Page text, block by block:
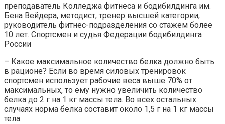
преподаватель Колледжа фитнеса и бодибилдинга им.
Бена Вейдера, методист, тренер высшей категории,
руководитель фитнес-подразделения со стажем более
10 лет. Спортсмен и судья Федерации бодибилдинга
России
– Какое максимальное количество белка должно быть
в рационе? Если во время силовых тренировок
спортсмен использует рабочие веса выше 70% от
максимальных, то ему нужно увеличить количество
белка до 2 г на 1 кг массы тела. Во всех остальных
случаях норма белка составит около 1,5 г на 1 кг массы
тела.